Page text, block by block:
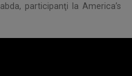
participanţi la America’s